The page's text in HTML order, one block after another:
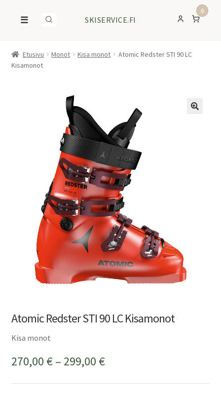
☰ SKISERVICE.FI
0
Etusivu Monot Kisa monot
Atomic Redster STI 90 LC
Kisamonot
Atomic Redster STI 90 LC Kisamonot
Kisa monot
270,00 € – 299,00 €Hintaluokka:
270,00 €